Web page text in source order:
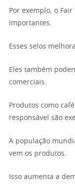
Por exemplo, o
importantes.
Esses selos
Eles também
comerciais.
Produtos como
responsável são
A população
vem os produtos.
Isso aumenta a